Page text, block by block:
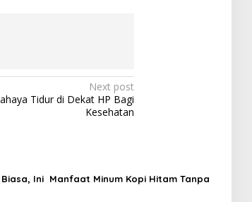
Next post
Tidur di Dekat HP Bagi
‎Kesehatan
Biasa, Ini Manfaat Minum Kopi Hitam Tanpa